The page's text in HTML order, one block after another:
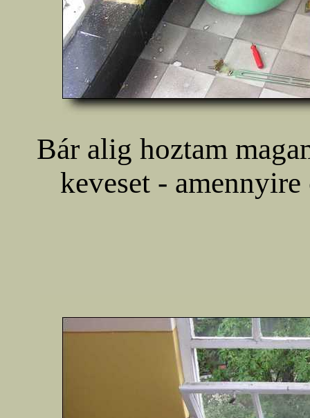
Bár alig hoztam
keveset -